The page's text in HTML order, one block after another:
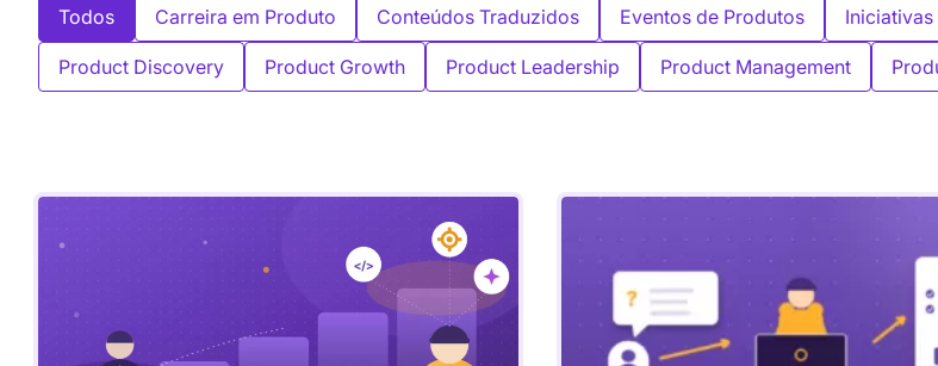
Todos Carreira em Produto Conteúdos Traduzidos Eventos de Produtos Iniciativas
Product Discovery Product Growth Product Leadership Product Management